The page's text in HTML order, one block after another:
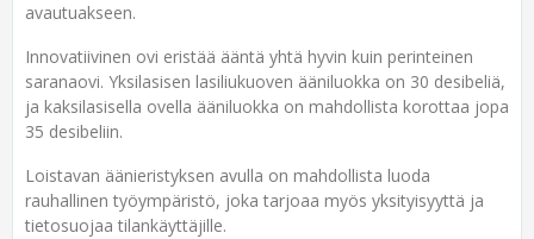
avautuakseen.
Innovatiivinen ovi eristää ääntä yhtä hyvin kuin perinteinen
saranaovi. Yksilasisen lasiliukuoven ääniluokka on 30 desibeliä,
ja kaksilasisella ovella ääniluokka on mahdollista korottaa jopa
35 desibeliin.
Loistavan äänieristyksen avulla on mahdollista luoda
rauhallinen työympäristö, joka tarjoaa myös yksityisyyttä ja
tietosuojaa tilankäyttäjille.